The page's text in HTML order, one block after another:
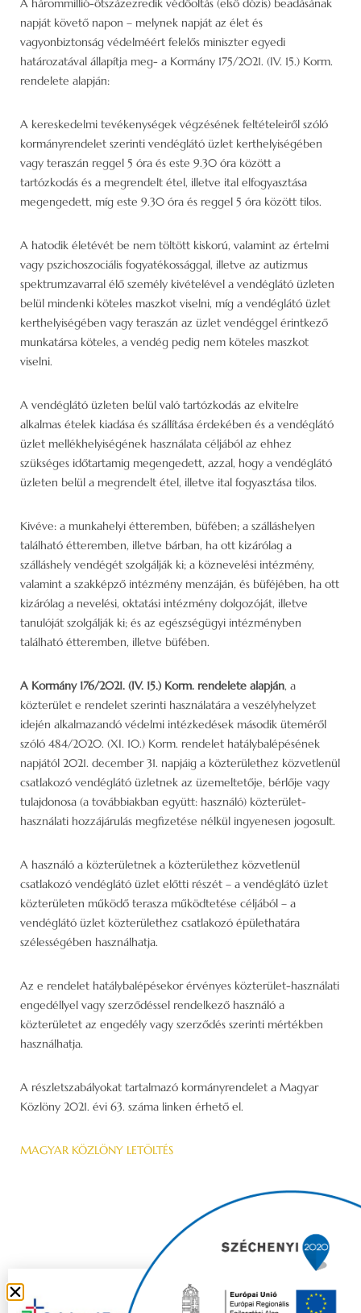
A hárommillió-ötszázezredik védőoltás (első dózis) beadásának
napját követő napon – melynek napját az élet és
vagyonbiztonság védelméért felelős miniszter egyedi
határozatával állapítja meg- a Kormány 175/2021. (IV. 15.) Korm.
rendelete alapján:
A kereskedelmi tevékenységek végzésének feltételeiről szóló
kormányrendelet szerinti vendéglátó üzlet kerthelyiségében
vagy teraszán reggel 5 óra és este 9.30 óra között a
tartózkodás és a megrendelt étel, illetve ital elfogyasztása
megengedett, míg este 9.30 óra és reggel 5 óra között tilos.
A hatodik életévét be nem töltött kiskorú, valamint az értelmi
vagy pszichoszociális fogyatékossággal, illetve az autizmus
spektrumzavarral élő személy kivételével a vendéglátó üzleten
belül mindenki köteles maszkot viselni, míg a vendéglátó üzlet
kerthelyiségében vagy teraszán az üzlet vendéggel érintkező
munkatársa köteles, a vendég pedig nem köteles maszkot
viselni.
A vendéglátó üzleten belül való tartózkodás az elvitelre
alkalmas ételek kiadása és szállítása érdekében és a vendéglátó
üzlet mellékhelyiségének használata céljából az ehhez
szükséges időtartamig megengedett, azzal, hogy a vendéglátó
üzleten belül a megrendelt étel, illetve ital fogyasztása tilos.
Kivéve: a munkahelyi étteremben, büfében; a szálláshelyen
található étteremben, illetve bárban, ha ott kizárólag a
szálláshely vendégét szolgálják ki; a köznevelési intézmény,
valamint a szakképző intézmény menzáján, és büféjében, ha ott
kizárólag a nevelési, oktatási intézmény dolgozóját, illetve
tanulóját szolgálják ki; és az egészségügyi intézményben
található étteremben, illetve büfében.
A Kormány 176/2021. (IV. 15.) Korm. rendelete alapján, a
közterület e rendelet szerinti használatára a veszélyhelyzet
idején alkalmazandó védelmi intézkedések második üteméről
szóló 484/2020. (XI. 10.) Korm. rendelet hatálybalépésének
napjától 2021. december 31. napjáig a közterülethez közvetlenül
csatlakozó vendéglátó üzletnek az üzemeltetője, bérlője vagy
tulajdonosa (a továbbiakban együtt: használó) közterület-
használati hozzájárulás megfizetése nélkül ingyenesen jogosult.
A használó a közterületnek a közterülethez közvetlenül
csatlakozó vendéglátó üzlet előtti részét – a vendéglátó üzlet
közterületen működő terasza működtetése céljából – a
vendéglátó üzlet közterülethez csatlakozó épülethatára
szélességében használhatja.
Az e rendelet hatálybalépésekor érvényes közterület-használati
engedéllyel vagy szerződéssel rendelkező használó a
közterületet az engedély vagy szerződés szerinti mértékben
használhatja.
A részletszabályokat tartalmazó kormányrendelet a Magyar
Közlöny 2021. évi 63. száma linken érhető el.
MAGYAR KÖZLÖNY LETÖLTÉS